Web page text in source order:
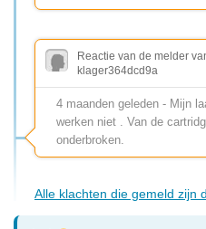
Reactie van de melder
klager364dcd9a
4 maanden geleden - Mijn
werken niet . Van de
onderbroken.
Alle klachten die gemeld zijn